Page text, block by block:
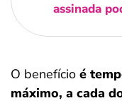
assinada
O benefício é
máximo, a cada